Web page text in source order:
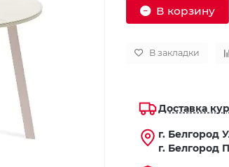
В корзину
В закладки
Доставка
г. Белгород
г. Белгород